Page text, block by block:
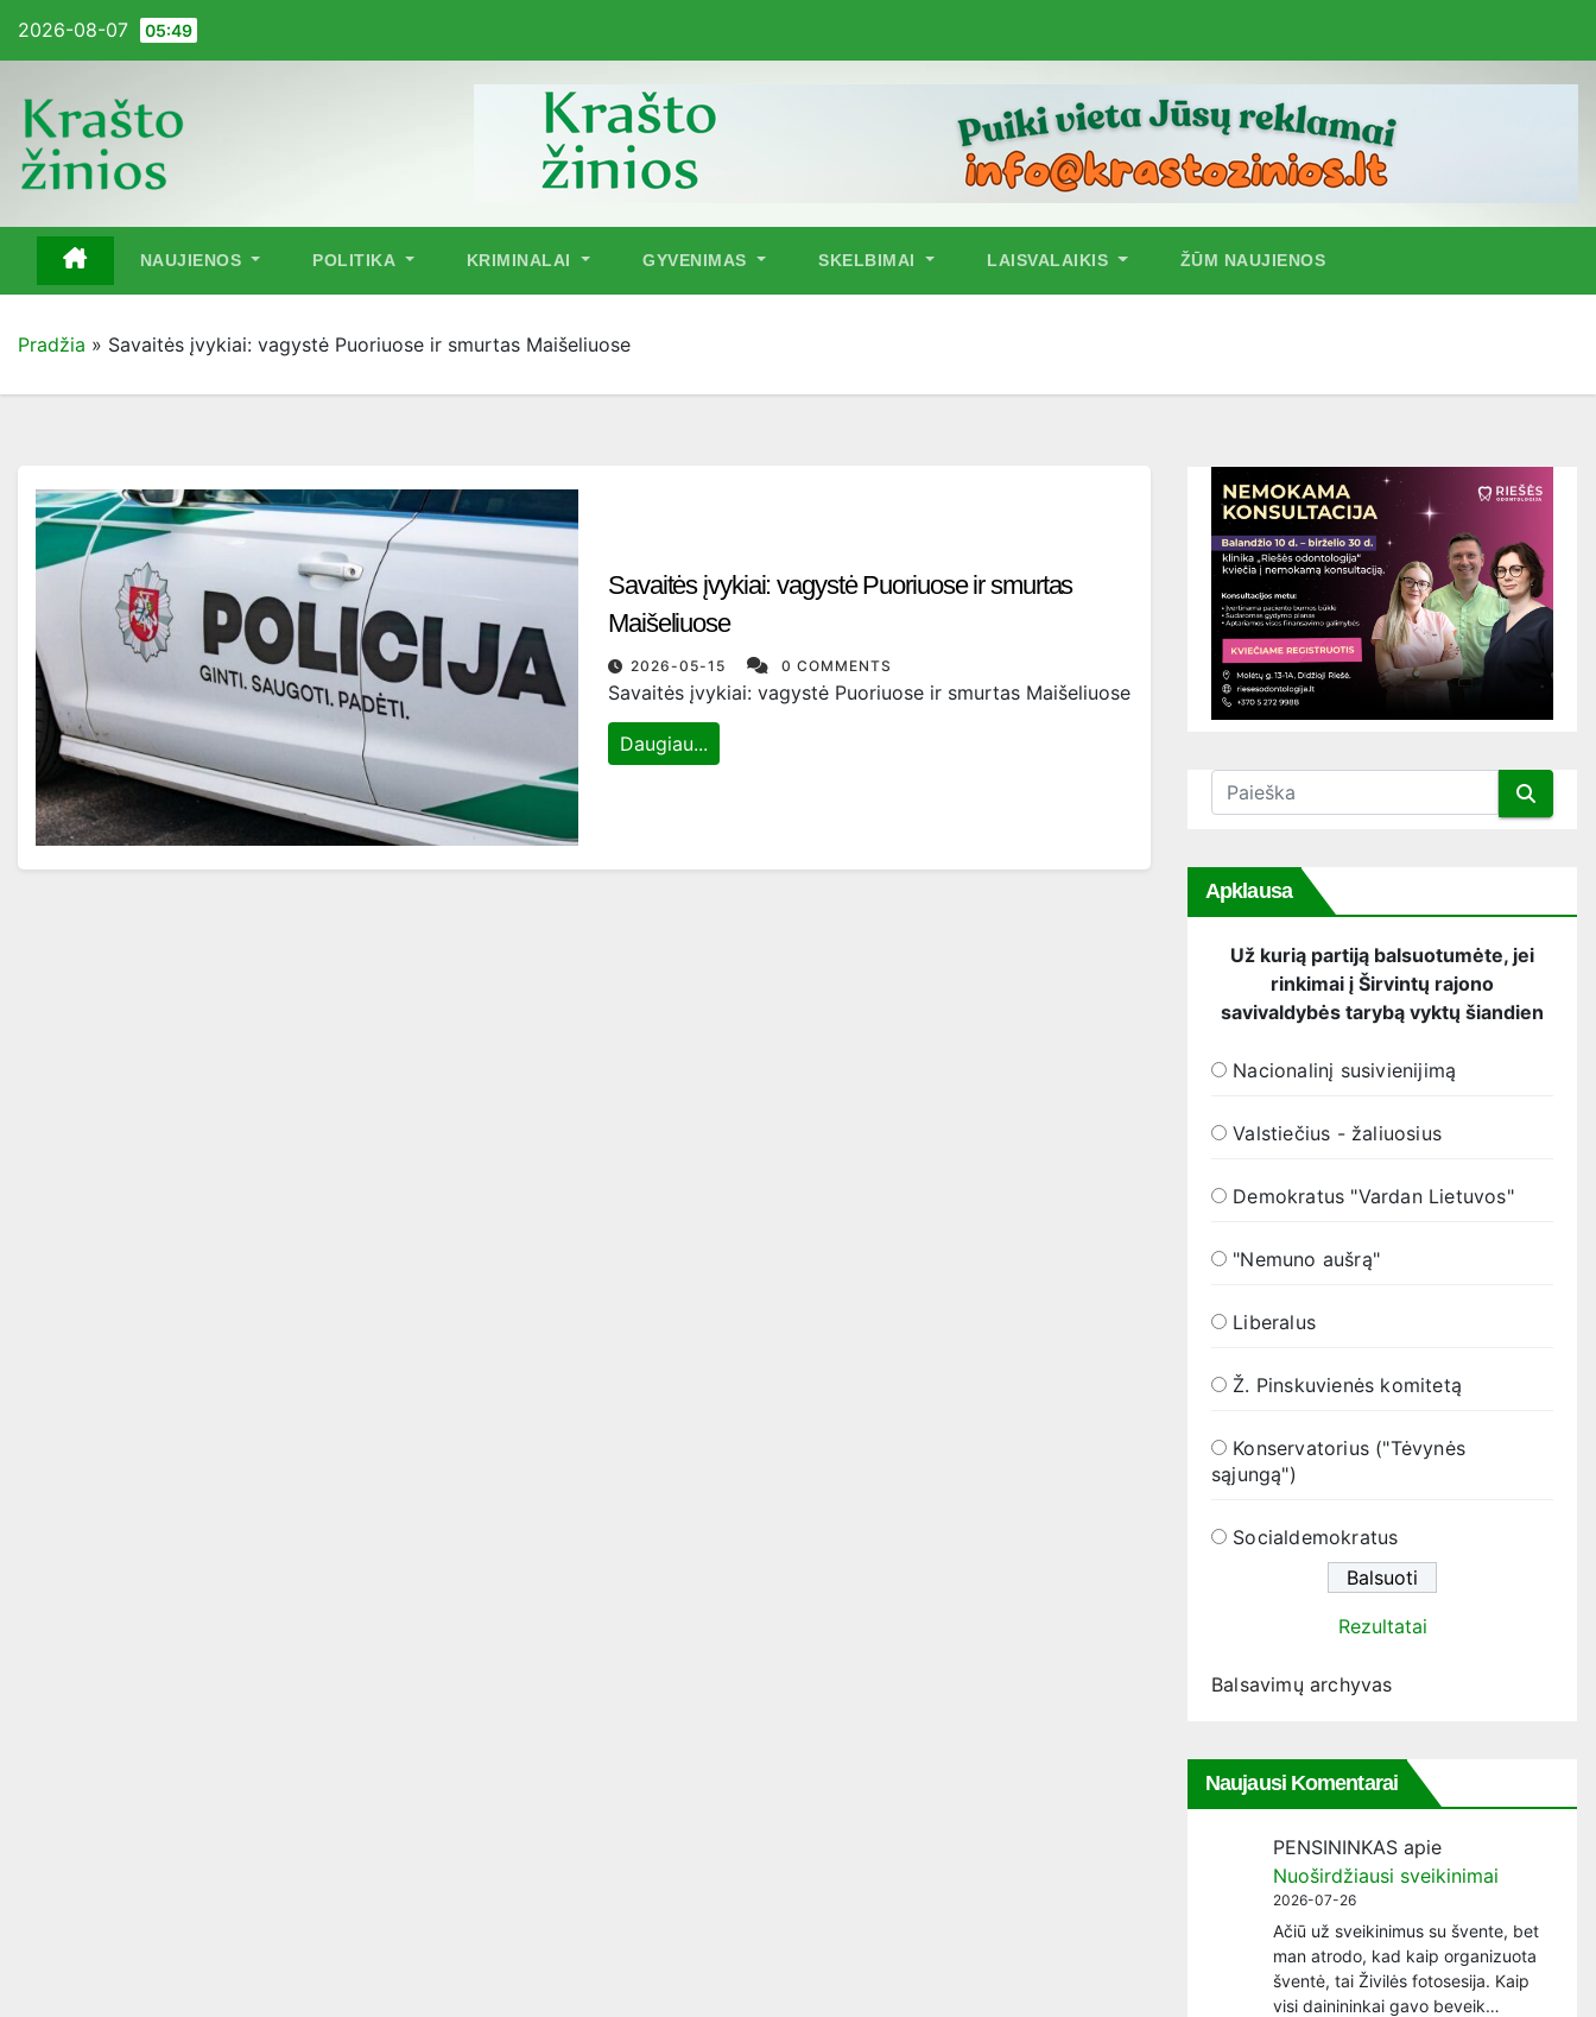
2026-08-07 05:49
NAUJIENOS POLITIKA KRIMINALAI GYVENIMAS SKELBIMAI LAISVALAIKIS ŽŪM NAUJIENOS
Pradžia » Savaitės įvykiai: vagystė Puoriuose ir smurtas Maišeliuose
Savaitės įvykiai: vagystė Puoriuose ir smurtas
Maišeliuose
2026-05-15 0 COMMENTS
Savaitės įvykiai: vagystė Puoriuose ir smurtas Maišeliuose
Daugiau...
Apklausa
Už kurią partiją balsuotumėte, jei
rinkimai į Širvintų rajono
savivaldybės tarybą vyktų šiandien
Nacionalinį susivienijimą
Valstiečius - žaliuosius
Demokratus "Vardan Lietuvos"
"Nemuno aušrą"
Liberalus
Ž. Pinskuvienės komitetą
Konservatorius ("Tėvynės
sąjungą")
Socialdemokratus
Rezultatai
Balsavimų archyvas
Naujausi Komentarai
PENSININKAS apie
Nuoširdžiausi sveikinimai
2026-07-26
Ačiū už sveikinimus su švente, bet
man atrodo, kad kaip organizuota
šventė, tai Živilės fotosesija. Kaip
visi dainininkai gavo beveik…